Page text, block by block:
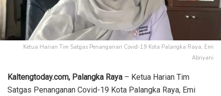
Ketua Harian Tim Satgas Penanganan Covid-19 Kota Palangka Raya, Emi
Abriyani
Kaltengtoday.com, Palangka Raya – Ketua Harian Tim
Satgas Penanganan Covid-19 Kota Palangka Raya, Emi